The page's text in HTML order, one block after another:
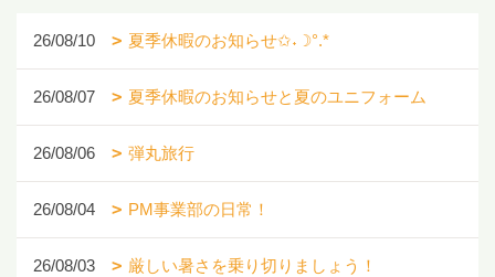
26/08/10 夏季休暇のお知らせ✩˖☽°.*
26/08/07 夏季休暇のお知らせと夏のユニフォーム
26/08/06 弾丸旅行
26/08/04 PM事業部の日常！
26/08/03 厳しい暑さを乗り切りましょう！